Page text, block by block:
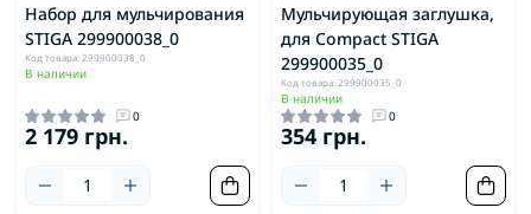
Набор для мульчирования
STIGA 299900038_0
Код товара: 299900038_0
В наличии
0
2 179 грн.
Мульчирующая заглушка,
для Compact STIGA
299900035_0
Код товара: 299900035_0
В наличии
0
354 грн.